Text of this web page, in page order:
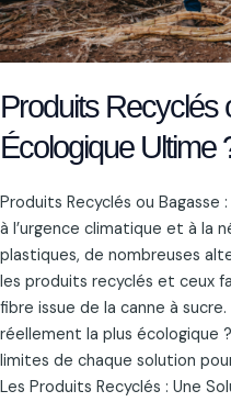
Produits Recyclés
Écologique Ultime
Produits Recyclés ou Bagasse
à l’urgence climatique et à la
plastiques, de nombreuses
les produits recyclés et ceux
fibre issue de la canne à
réellement la plus écologique
limites de chaque solution
Les Produits Recyclés : Une